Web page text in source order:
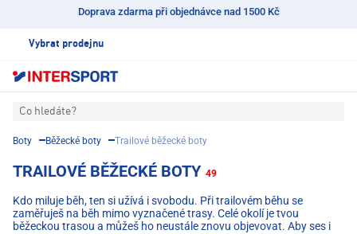
Doprava zdarma při objednávce nad 1500 Kč
Vybrat prodejnu
Co hledáte?
Boty Běžecké boty Trailové běžecké boty
TRAILOVÉ BĚŽECKÉ BOTY 49
Kdo miluje běh, ten si užívá i svobodu. Při trailovém běhu se
zaměřuješ na běh mimo vyznačené trasy. Celé okolí je tvou
běžeckou trasou a můžeš ho neustále znovu objevovat. Aby ses i